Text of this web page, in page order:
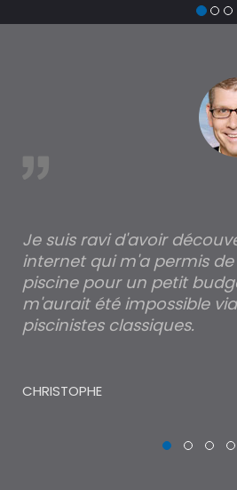
Je suis ravi d'avoir
internet qui m'a permis
piscine pour un petit
m'aurait été impossible
piscinistes classiques.
CHRISTOPHE